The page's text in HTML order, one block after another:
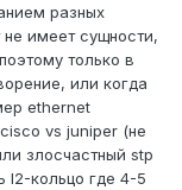
разных
имеет сущности,
только в
или когда
ethernet
vs juniper (не
злосчастный stp
l2-кольцо где 4-5